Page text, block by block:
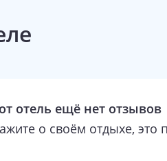
отель ещё нет отзывов
о своём отдыхе,